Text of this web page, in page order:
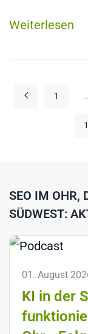
Weiterlesen
1
SEO IM OHR,
SÜDWEST:
01. August
KI in der